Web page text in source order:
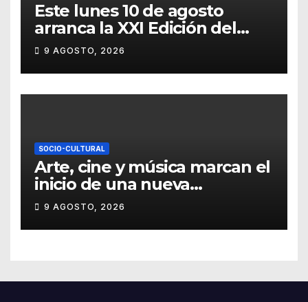
Este lunes 10 de agosto
arranca la XXI Edición del
Festival Internacional
Callejón del Ruido
9 AGOSTO, 2026
SOCIO-CULTURAL
Arte, cine y música marcan el
inicio de una nueva
temporada cultural en la UG
9 AGOSTO, 2026